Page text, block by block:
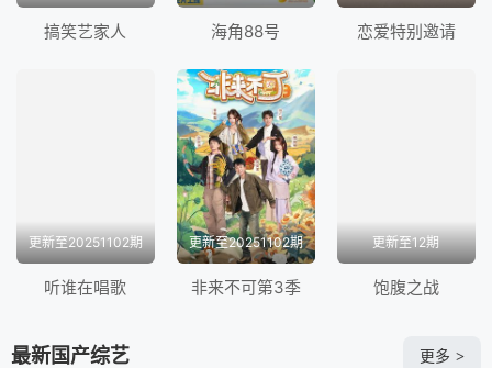
搞笑艺家人 海角88号 恋爱特别邀请
更新至20251102期
听谁在唱歌
更新至20251102期
非来不可第3季
更新至12期
饱腹之战
最新国产综艺 更多 >